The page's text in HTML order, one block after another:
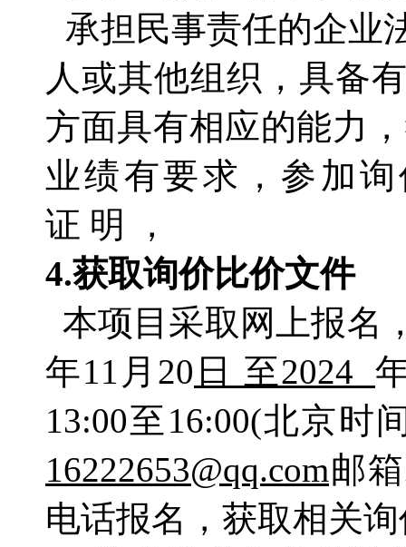
承担民事责任的企业
人或其他组织，具备
方面具有相应的能力
业绩有要求，参加
证 明 ，
4.获取询价比价文件
本项目采取网上报名
年11月20 日 至2024
13:00至16:00(北京时
16222653@qq.com邮
电话报名，获取相关